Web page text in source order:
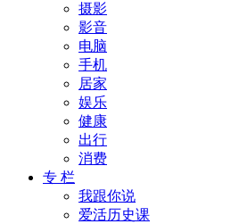
摄影
影音
电脑
手机
居家
娱乐
健康
出行
消费
专 栏
我跟你说
爱活历史课